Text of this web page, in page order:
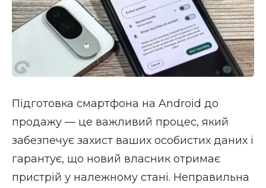
Підготовка смартфона на Android до
продажу — це важливий процес, який
забезпечує захист ваших особистих даних і
гарантує, що новий власник отримає
пристрій у належному стані. Неправильна